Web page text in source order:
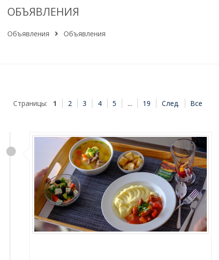
ОБЪЯВЛЕНИЯ
Объявления Объявления
Страницы: 1 2 3 4 5 ... 19 След. Все